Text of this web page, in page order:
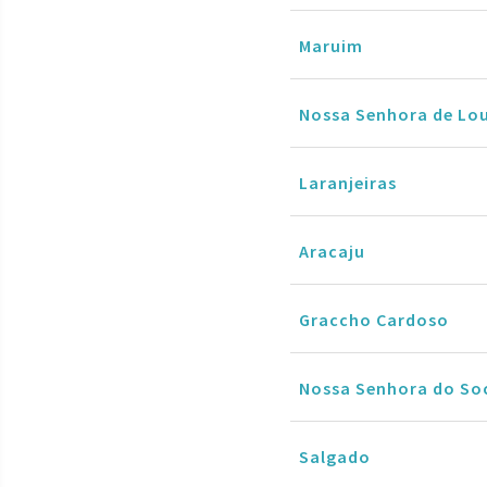
Maruim
Nossa Senhora de
Laranjeiras
Aracaju
Graccho Cardoso
Nossa Senhora do
Salgado